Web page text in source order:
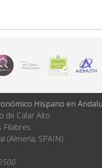
Hispano en
de Calar Alto
Filabres
(Almería, SPAIN)